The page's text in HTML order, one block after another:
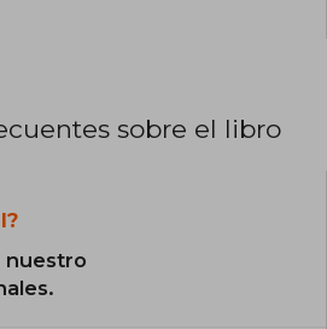
sobre el libro
nuestro